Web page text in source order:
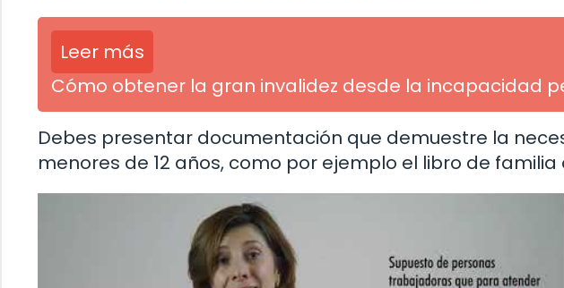
Leer más
Cómo obtener la gran invalidez desde la incapacidad
Debes presentar documentación que demuestre la
menores de 12 años, como por ejemplo el libro de